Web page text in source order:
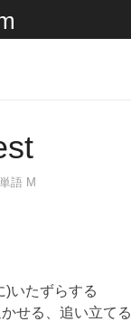
単語 M
)いたずらする
せる、追い立てる